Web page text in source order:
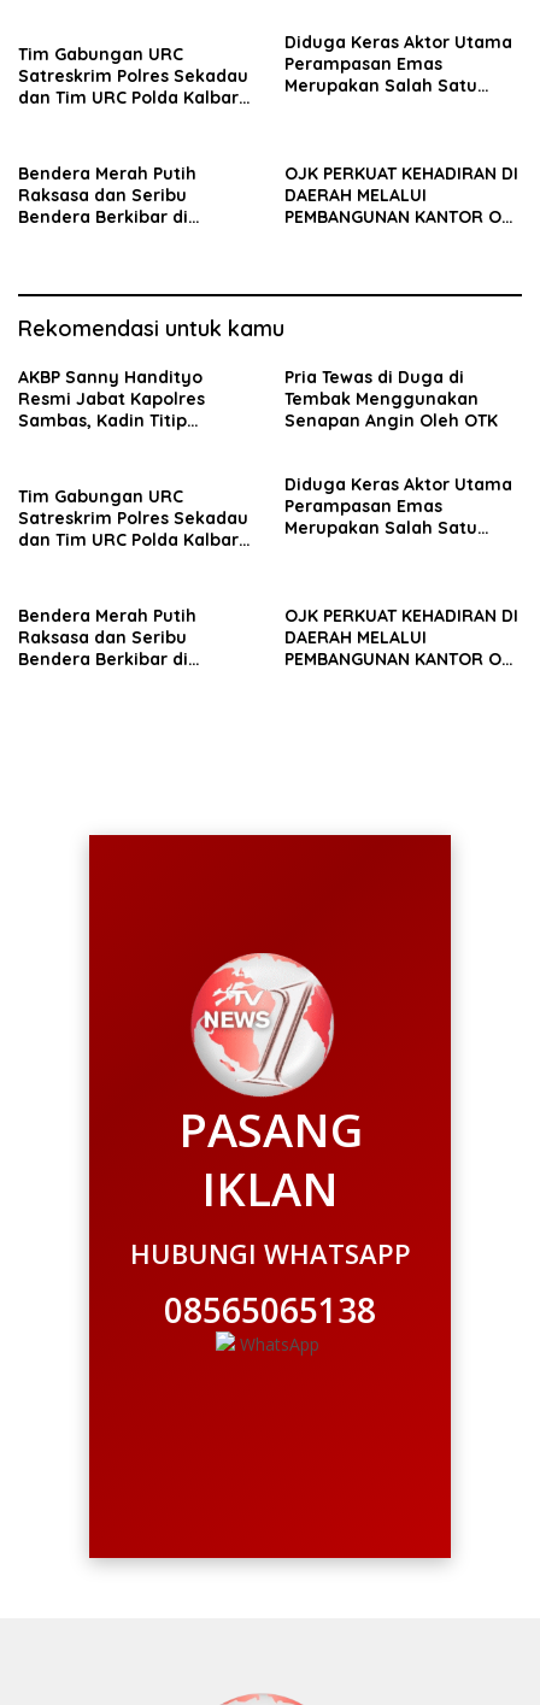
Tim Gabungan URC
Satreskrim Polres Sekadau
dan Tim URC Polda Kalbar
Diduga Keras Aktor Utama
Perampasan Emas
Merupakan Salah Satu
Bendera Merah Putih
Raksasa dan Seribu
Bendera Berkibar di
OJK PERKUAT KEHADIRAN DI
DAERAH MELALUI
PEMBANGUNAN KANTOR OJK
Rekomendasi untuk kamu
AKBP Sanny Handityo
Resmi Jabat Kapolres
Sambas, Kadin Titip
Pria Tewas di Duga di
Tembak Menggunakan
Senapan Angin Oleh OTK
Tim Gabungan URC
Satreskrim Polres Sekadau
dan Tim URC Polda Kalbar
Diduga Keras Aktor Utama
Perampasan Emas
Merupakan Salah Satu
Bendera Merah Putih
Raksasa dan Seribu
Bendera Berkibar di
OJK PERKUAT KEHADIRAN DI
DAERAH MELALUI
PEMBANGUNAN KANTOR OJK
PASANG
IKLAN
HUBUNGI WHATSAPP
08565065138